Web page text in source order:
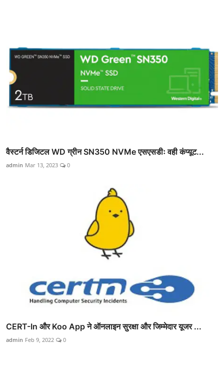
वैस्टर्न डिजिटल WD ग्रीन SN350 NVMe एसएसडीः वही कंप्यूट...
admin Mar 13, 2023 0
CERT-In और Koo App ने ऑनलाइन सुरक्षा और जिम्मेदार यूजर ...
admin Feb 9, 2022 0